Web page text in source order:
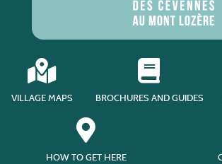
VILLAGE MAPS BROCHURES AND GUIDES
HOW TO GET HERE